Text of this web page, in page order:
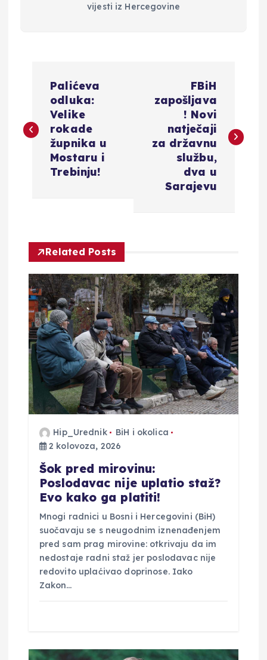
vijesti iz Hercegovine
v
c
a
o
b
Palićeva
odluka:
Velike
rokade
župnika u
Mostaru i
Trebinju!
FBiH
zapošljava
! Novi
natječaji
za državnu
službu,
dva u
Sarajevu
Related Posts
Hip_Urednik
BiH i okolica
2 kolovoza, 2026
Šok pred mirovinu:
Poslodavac nije uplatio staž?
Evo kako ga platiti!
Mnogi radnici u Bosni i Hercegovini (BiH)
suočavaju se s neugodnim iznenađenjem
pred sam prag mirovine: otkrivaju da im
nedostaje radni staž jer poslodavac nije
redovito uplaćivao doprinose. Iako
Zakon…